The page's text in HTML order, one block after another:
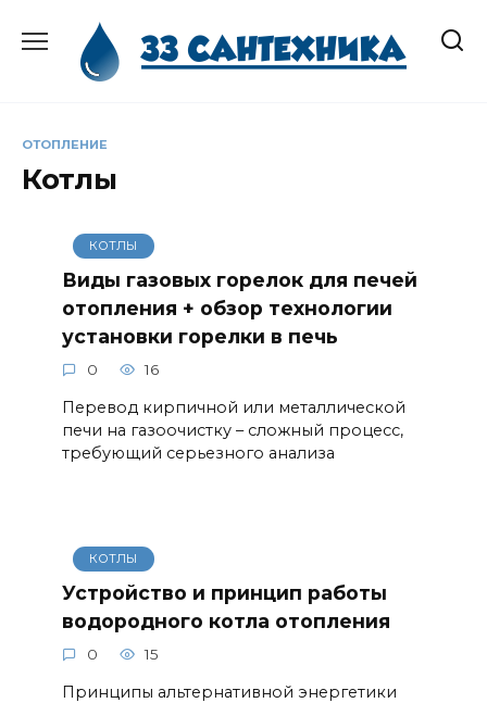
содержанию
ОТОПЛЕНИЕ
Котлы
КОТЛЫ
Виды газовых горелок для печей
отопления + обзор технологии
установки горелки в печь
0 16
Перевод кирпичной или металлической
печи на газоочистку – сложный процесс,
требующий серьезного анализа
КОТЛЫ
Устройство и принцип работы
водородного котла отопления
0 15
Принципы альтернативной энергетики